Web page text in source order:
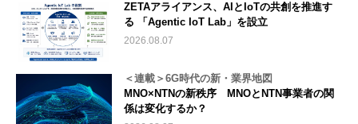
ZETAアライアンス、AIとIoTの共創を推進す
る 「Agentic IoT Lab」を設立
2026.08.07
＜連載＞6G時代の新・業界地図
MNO×NTNの新秩序 MNOとNTN事業者の関
係は変化するか？